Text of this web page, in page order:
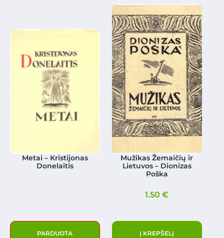
Metai – Kristijonas
Donelaitis
PARDUOTA
Mužikas Žemaičių ir
Lietuvos – Dionizas
Poška
1.50€
Į KREPŠELĮ